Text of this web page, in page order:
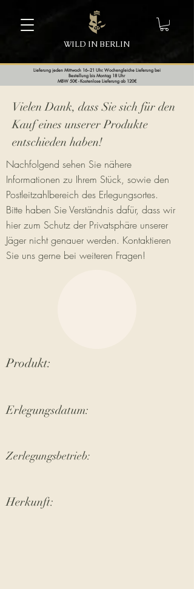
WILD IN BERLIN
Lieferung jeden Mittwoch 16–21 Uhr. Wochengleiche Lieferung bei
Bestellung bis Montag 18 Uhr
MBW 50€ - Kostenlose Lieferung ab 120€
Vielen Dank, dass Sie sich für den
Kauf eines unserer Produkte
entschieden haben!
Nachfolgend sehen Sie nähere
Informationen zu Ihrem Stück, sowie den
Postleitzahlbereich des Erlegungsortes.
Bitte haben Sie Verständnis dafür, dass wir
hier zum Schutz der Privatsphäre unserer
Jäger nicht genauer werden. Kontaktieren
Sie uns gerne bei weiteren Fragen!
Produkt:
Erlegungsdatum:
Zerlegungsbetrieb:
Herkunft: